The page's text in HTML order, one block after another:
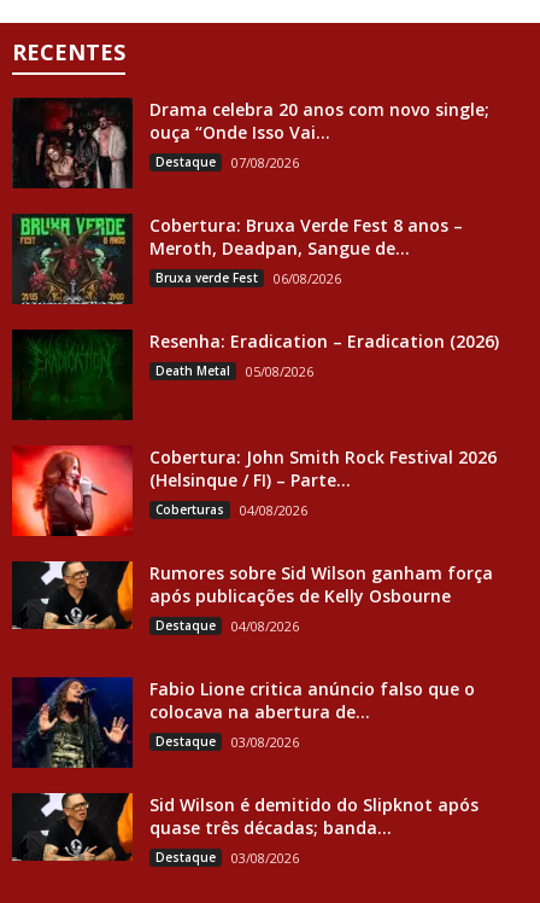
RECENTES
Drama celebra 20 anos com novo single;
ouça “Onde Isso Vai...
Destaque 07/08/2026
Cobertura: Bruxa Verde Fest 8 anos –
Meroth, Deadpan, Sangue de...
Bruxa verde Fest 06/08/2026
Resenha: Eradication – Eradication (2026)
Death Metal 05/08/2026
Cobertura: John Smith Rock Festival 2026
(Helsinque / FI) – Parte...
Coberturas 04/08/2026
Rumores sobre Sid Wilson ganham força
após publicações de Kelly Osbourne
Destaque 04/08/2026
Fabio Lione critica anúncio falso que o
colocava na abertura de...
Destaque 03/08/2026
Sid Wilson é demitido do Slipknot após
quase três décadas; banda...
Destaque 03/08/2026